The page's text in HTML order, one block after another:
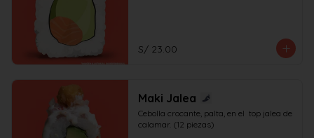
S/ 23.00
Maki Jalea
Cebolla crocante, palta, en el  top jalea de
calamar. (12 piezas)